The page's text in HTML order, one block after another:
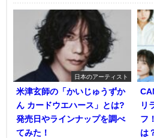
日本のアーティスト
米津玄師の「かいじゅうずか
ん カードウエハース」とは?
発売日やラインナップを調べ
てみた！
リ
フ
は